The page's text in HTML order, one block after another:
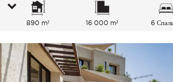
890 m² 16 000 m² 6